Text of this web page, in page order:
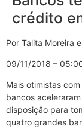
crédito
Por Talita Moreira
09/11/2018 –
Mais otimistas
bancos
disposição para
quatro grandes